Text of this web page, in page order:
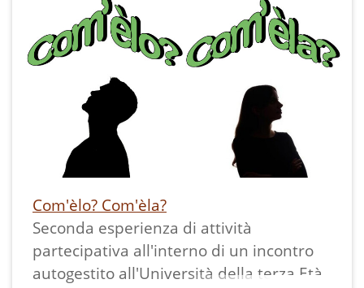
dialetto trentino. Altri potevano poi
intervenire per chiedere spiegazioni,
spiegarne il significato, fornire varianti,
similitudini, contrari....
Delle possibili risposte erano scritte su
bigliettini che ognuno poteva pescare da
un cestino per farsi venire ulteriori idee.
Ne sono scaturite molte frasi usate sul
territorio la cui definizione è uscita
nell'immediatezza di un confronto; non
intende essere certa o esaustiva, ma
semplicemente stimolare il confronto.
Com'èlo? Com'èla?
Seconda esperienza di attività
partecipativa all'interno di un incontro
autogestito all'Università della terza Età